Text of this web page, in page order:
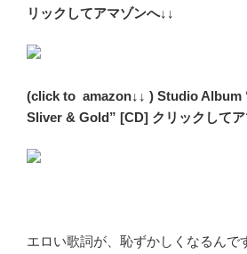
リックしてアマゾンへ↓↓
(click to amazon↓↓ ) Studio Album
Sliver & Gold” [CD] クリックしてア
エロい歌詞が、恥ずかしくなるんで